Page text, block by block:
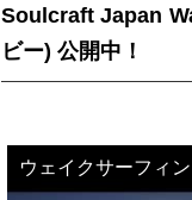
Soulcraft Japan
ビー) 公開中！
ウェイクサーフィ